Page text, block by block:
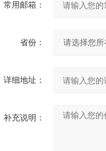
常用邮箱：
省份：
详细地址：
补充说明：